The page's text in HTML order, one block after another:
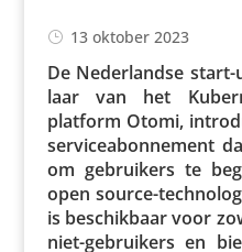
13 oktober 2023
De Neder­landse start-
laar van het
platform Otomi,
servi­ce­a­bon­ne­ment
om gebrui­kers te
open source-
is beschik­baar voor
niet-gebrui­kers en